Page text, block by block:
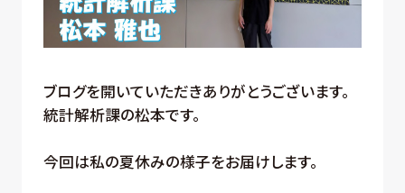
ブログを開いていただきありがとうございます。
統計解析課の松本です。
今回は私の夏休みの様子をお届けします。